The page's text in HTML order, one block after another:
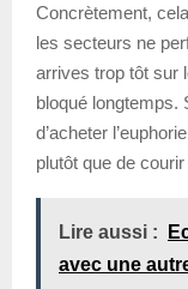
Concrètement,
les secteurs ne
arrives trop tôt sur
bloqué longtemps.
d’acheter
plutôt que de
Lire aussi :
avec une